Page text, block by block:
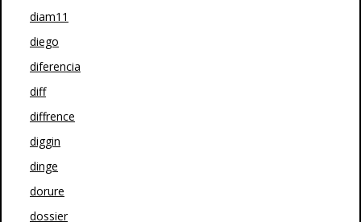
diam11
diego
diferencia
diff
diffrence
diggin
dinge
dorure
dossier